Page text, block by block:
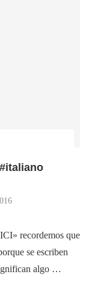
recordemos que
se escriben
algo …